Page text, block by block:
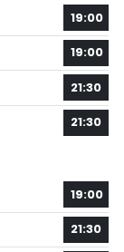
19:00
19:00
21:30
21:30
19:00
21:30